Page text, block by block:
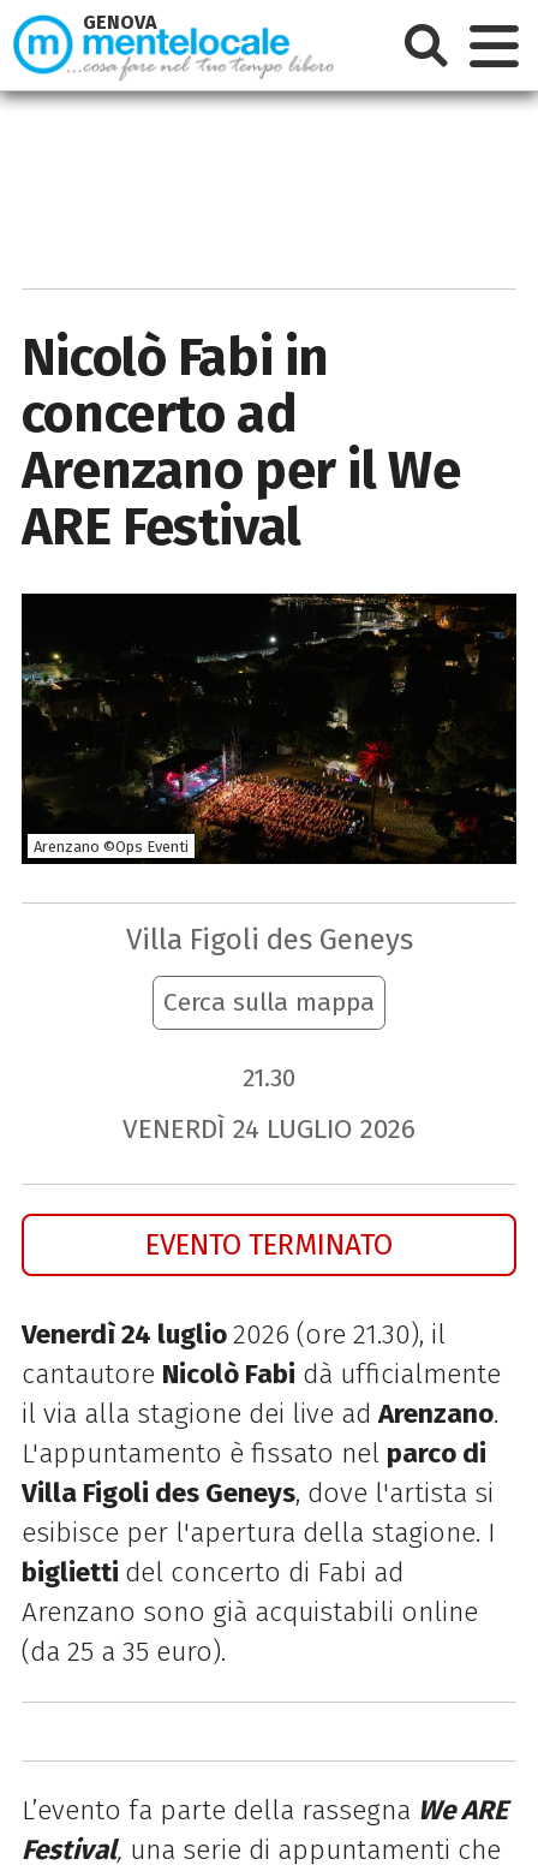
Nicolò Fabi in
concerto ad
Arenzano per il We
ARE Festival
Arenzano ©Ops Eventi
Villa Figoli des Geneys
Cerca sulla mappa
21.30
VENERDÌ 24 LUGLIO 2026
EVENTO TERMINATO
Venerdì 24 luglio2026 (ore 21.30), il
cantautore Nicolò Fabi dà ufficialmente
il via alla stagione dei live adArenzano.
L'appuntamento è fissato nel parco di
Villa Figoli des Geneys, dove l'artista si
esibisce per l'apertura della stagione. I
biglietti del concerto di Fabi ad
Arenzano sono già acquistabili online
(da 25 a 35 euro).
L’evento fa parte della rassegna We ARE
Festival, una serie di appuntamenti che
GENOVA